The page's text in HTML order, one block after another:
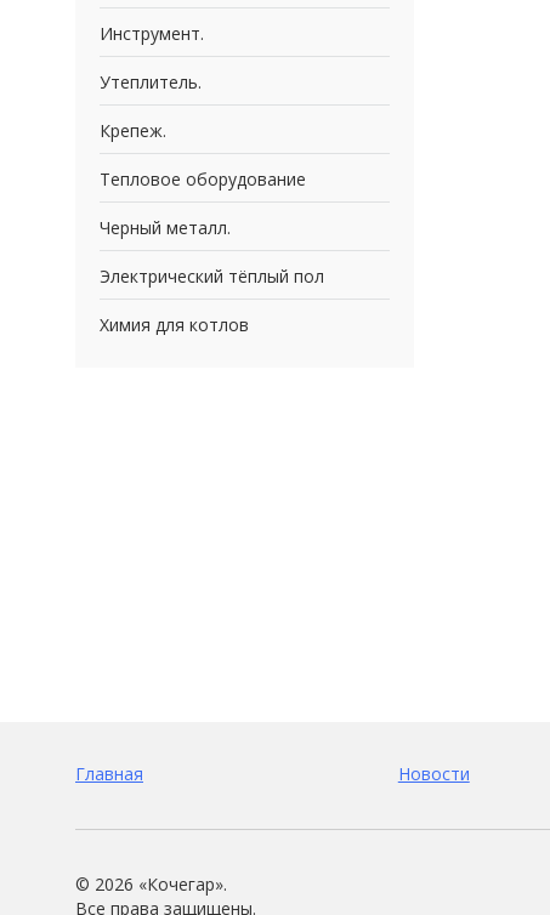
Инструмент.
Утеплитель.
Крепеж.
Тепловое оборудование
Черный металл.
Электрический тёплый пол
Химия для котлов
Главная Новости
© 2026 «Кочегар».
Все права защищены.